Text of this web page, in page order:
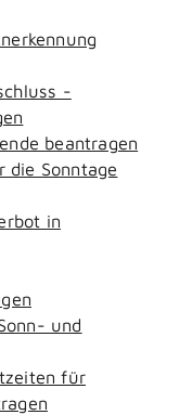
-
beantragen
die Sonntage
in
und
für